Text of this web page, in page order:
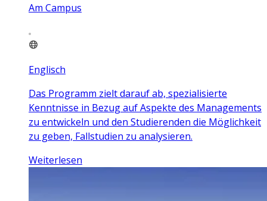
Am Campus
Englisch
Das Programm zielt darauf ab, spezialisierte
Kenntnisse in Bezug auf Aspekte des Managements
zu entwickeln und den Studierenden die Möglichkeit
zu geben, Fallstudien zu analysieren.
Weiterlesen